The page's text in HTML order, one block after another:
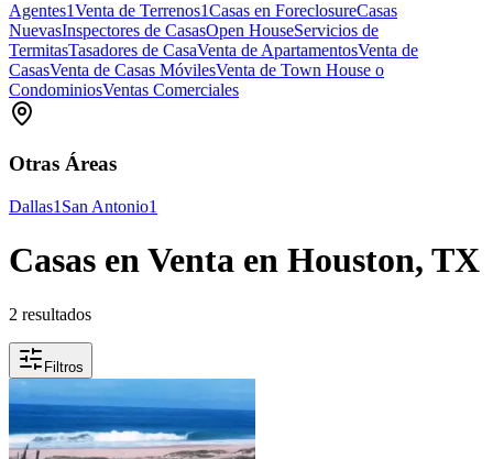
Agentes1Venta de Terrenos1Casas en ForeclosureCasas
NuevasInspectores de CasasOpen HouseServicios de
TermitasTasadores de CasaVenta de ApartamentosVenta de
CasasVenta de Casas MóvilesVenta de Town House o
CondominiosVentas Comerciales
Otras Áreas
Dallas1 San Antonio1
Casas en Venta en Houston, TX
2 resultados
Filtros